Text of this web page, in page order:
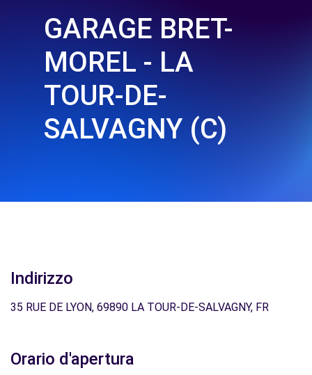
GARAGE BRET-
MOREL - LA
TOUR-DE-
SALVAGNY (C)
Indirizzo
35 RUE DE LYON, 69890 LA TOUR-DE-SALVAGNY, FR
Orario d'apertura